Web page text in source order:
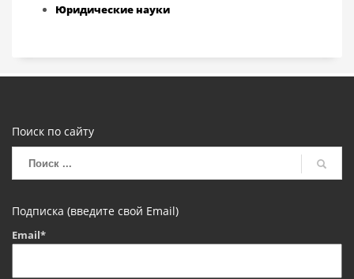
Юридические науки
Поиск по сайту
Подписка (введите свой Email)
Email*